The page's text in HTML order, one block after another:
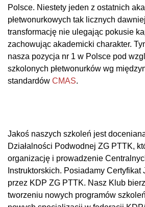
Polsce. Niestety jeden z ostatnich
płetwonurkowych tak licznych
transformację nie ulegając pokusie
zachowując akademicki charakter.
nasza pozycja nr 1 w Polsce pod
szkolonych płetwonurków wg
standardów CMAS.
Jakoś naszych szkoleń jest
Działalności Podwodnej ZG PTTK,
organizację i prowadzenie
Instruktorskich. Posiadamy Certyfikat
przez KDP ZG PTTK. Nasz Klub
tworzeniu nowych programów